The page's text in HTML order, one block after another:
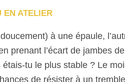
EN ATELIER
à une épaule,
prenant l’écart de jambes
tu le plus stable ? Le
de résister à un